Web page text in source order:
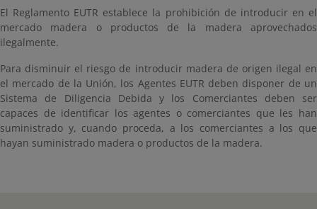
El Reglamento EUTR establece la prohibición de introducir en el
mercado madera o productos de la madera aprovechados
ilegalmente.
Para disminuir el riesgo de introducir madera de origen ilegal en
el mercado de la Unión, los Agentes EUTR deben disponer de un
Sistema de Diligencia Debida y los Comerciantes deben ser
capaces de identificar los agentes o comerciantes que les han
suministrado y, cuando proceda, a los comerciantes a los que
hayan suministrado madera o productos de la madera.